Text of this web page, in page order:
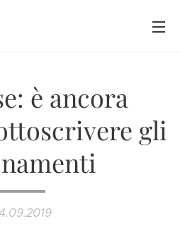
è ancora
gli